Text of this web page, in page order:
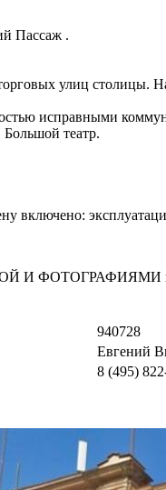
Пассаж .
улиц столицы.
исправными
театр.
включено:
на этот
940728
Евгений
8 (495)